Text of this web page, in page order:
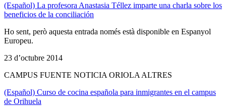
(Español) La profesora Anastasia Téllez imparte una charla sobre los
beneficios de la conciliación
Ho sent, però aquesta entrada només està disponible en Espanyol
Europeu.
23 d’octubre 2014
CAMPUS FUENTE NOTICIA ORIOLA ALTRES
(Español) Curso de cocina española para inmigrantes en el campus
de Orihuela